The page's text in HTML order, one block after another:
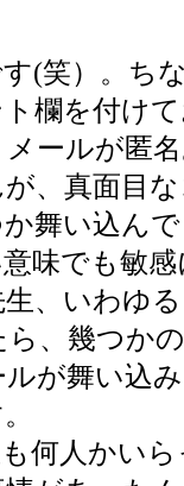
(笑）。ち
欄を付け
ールが匿
、真面目
舞い込ん
味でも敏
、いわゆ
、幾つか
が舞い込
何人かい